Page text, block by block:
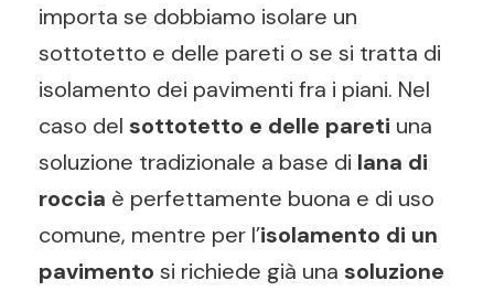
importa se dobbiamo isolare un
sottotetto e delle pareti o se si tratta di
isolamento dei pavimenti fra i piani. Nel
caso del sottotetto e delle pareti una
soluzione tradizionale a base di lana di
roccia è perfettamente buona e di uso
comune, mentre per l’isolamento di un
pavimento si richiede già una soluzione